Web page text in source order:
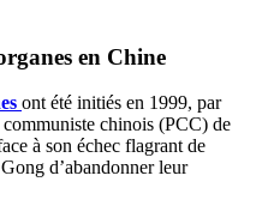
en Chine
ont été initiés en 1999, par
chinois (PCC) de
à son échec flagrant de
d’abandonner leur